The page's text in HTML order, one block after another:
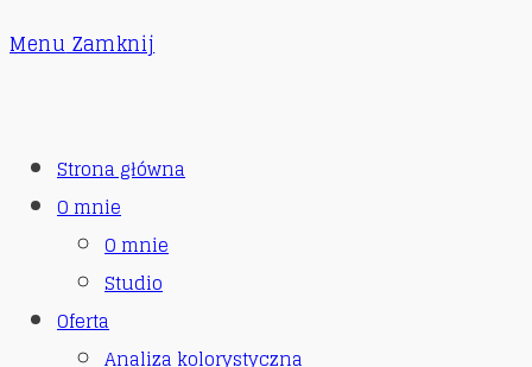
Menu Zamknij
Strona główna
O mnie
O mnie
Studio
Oferta
Analiza kolorystyczna